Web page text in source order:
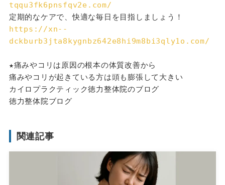
tqqu3fk6pnsfqv2e.com/
定期的なケアで、快適な毎日を目指しましょう！
https://xn--
dckburb3jta8kygnbz642e8hi9m8bi3qly1o.com/
★痛みやコリは原因の根本の体質改善から
痛みやコリが起きている方は頭も膨張して大きい
カイロプラクティック徳力整体院のブログ
徳力整体院ブログ
関連記事